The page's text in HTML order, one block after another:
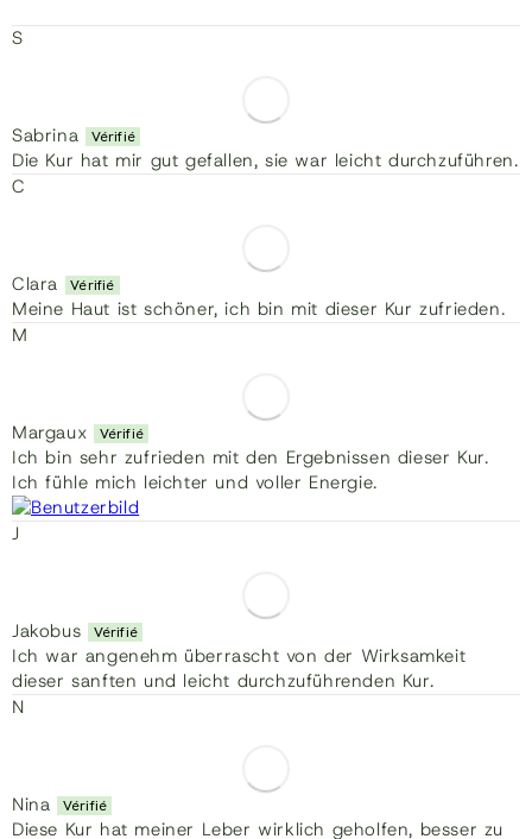
S
Sabrina
Die Kur hat mir gut gefallen, sie war leicht durchzuführen.
C
Clara
Meine Haut ist schöner, ich bin mit dieser Kur zufrieden.
M
Margaux
Ich bin sehr zufrieden mit den Ergebnissen dieser Kur.
Ich fühle mich leichter und voller Energie.
J
Jakobus
Ich war angenehm überrascht von der Wirksamkeit
dieser sanften und leicht durchzuführenden Kur.
N
Nina
Diese Kur hat meiner Leber wirklich geholfen, besser zu